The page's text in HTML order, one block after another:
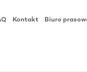
Kontakt Biuro